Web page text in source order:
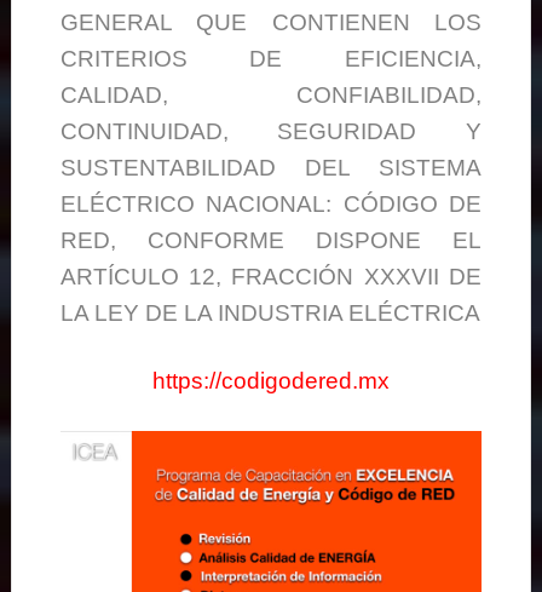
GENERAL QUE CONTIENEN LOS
CRITERIOS DE EFICIENCIA,
CALIDAD, CONFIABILIDAD,
CONTINUIDAD, SEGURIDAD Y
SUSTENTABILIDAD DEL SISTEMA
ELÉCTRICO NACIONAL: CÓDIGO DE
RED, CONFORME DISPONE EL
ARTÍCULO 12, FRACCIÓN XXXVII DE
LA LEY DE LA INDUSTRIA ELÉCTRICA
https://codigodered.mx